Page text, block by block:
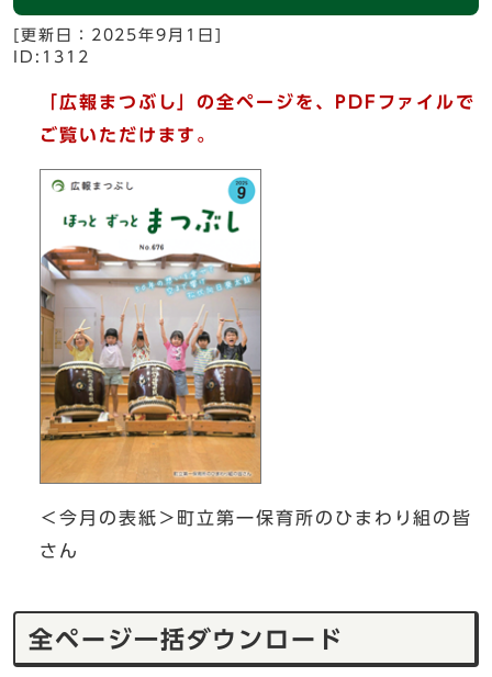
[更新日： 2025年9月1日
ID:1312
「広報まつぶし」の全ページを、PDFファイルで
ご覧いただけます。
＜今月の表紙＞町立第一保育所のひまわり組の皆
さん
全ページ一括ダウンロード